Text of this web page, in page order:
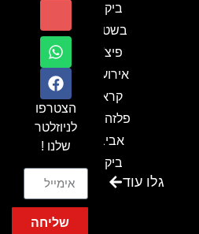
ביקור
בשטח-
פיצ'ר
אירועים
קראון
פלזה תל
אביב-
ביקור
בכנסגלו עוד
הצטרפו
לניוזלטר
שלנו !
שליחה